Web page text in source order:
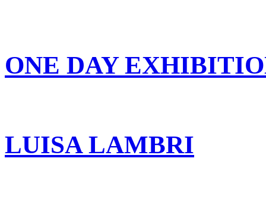
ONE DAY
LUISA LAMBRI